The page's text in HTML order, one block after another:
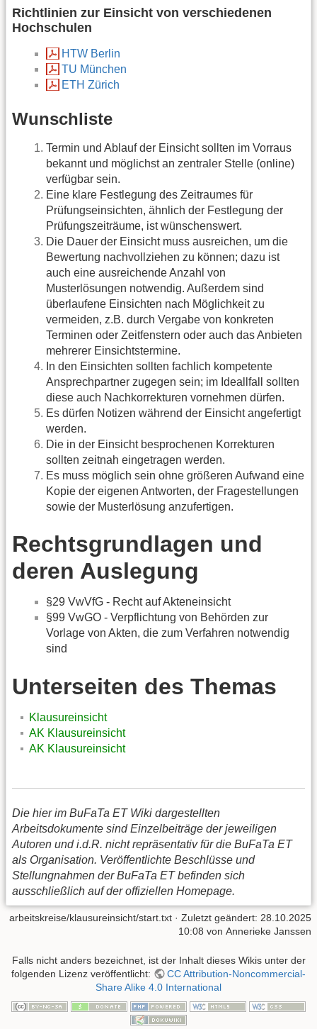
Richtlinien zur Einsicht von verschiedenen
Hochschulen
HTW Berlin
TU München
ETH Zürich
Wunschliste
Termin und Ablauf der Einsicht sollten im Vorraus
bekannt und möglichst an zentraler Stelle (online)
verfügbar sein.
Eine klare Festlegung des Zeitraumes für
Prüfungseinsichten, ähnlich der Festlegung der
Prüfungszeiträume, ist wünschenswert.
Die Dauer der Einsicht muss ausreichen, um die
Bewertung nachvollziehen zu können; dazu ist
auch eine ausreichende Anzahl von
Musterlösungen notwendig. Außerdem sind
überlaufene Einsichten nach Möglichkeit zu
vermeiden, z.B. durch Vergabe von konkreten
Terminen oder Zeitfenstern oder auch das Anbieten
mehrerer Einsichtstermine.
In den Einsichten sollten fachlich kompetente
Ansprechpartner zugegen sein; im Ideallfall sollten
diese auch Nachkorrekturen vornehmen dürfen.
Es dürfen Notizen während der Einsicht angefertigt
werden.
Die in der Einsicht besprochenen Korrekturen
sollten zeitnah eingetragen werden.
Es muss möglich sein ohne größeren Aufwand eine
Kopie der eigenen Antworten, der Fragestellungen
sowie der Musterlösung anzufertigen.
Rechtsgrundlagen und
deren Auslegung
§29 VwVfG - Recht auf Akteneinsicht
§99 VwGO - Verpflichtung von Behörden zur
Vorlage von Akten, die zum Verfahren notwendig
sind
Unterseiten des Themas
Klausureinsicht
AK Klausureinsicht
AK Klausureinsicht
Die hier im BuFaTa ET Wiki dargestellten
Arbeitsdokumente sind Einzelbeiträge der jeweiligen
Autoren und i.d.R. nicht repräsentativ für die BuFaTa ET
als Organisation. Veröffentlichte Beschlüsse und
Stellungnahmen der BuFaTa ET befinden sich
ausschließlich auf der offiziellen Homepage.
arbeitskreise/klausureinsicht/start.txt · Zuletzt geändert: 28.10.2025
10:08 von Annerieke Janssen
Falls nicht anders bezeichnet, ist der Inhalt dieses Wikis unter der
folgenden Lizenz veröffentlicht:
CC Attribution-Noncommercial-
Share Alike 4.0 International